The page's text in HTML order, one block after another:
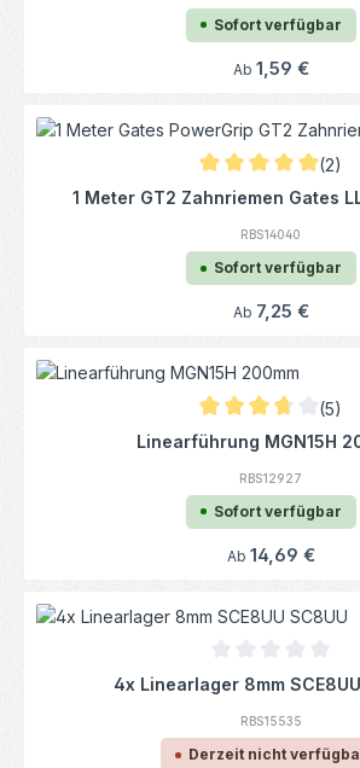
Sofort verfügbar
Regulärer Preis:
Ab 1,59 €
Durchschnittliche
(2)
1 Meter GT2 Zahnriemen Gates
RBS14040
Sofort verfügbar
Regulärer Preis:
Ab 7,25 €
Durchschnittliche
(5)
Linearführung MGN15H
RBS12927
Sofort verfügbar
Regulärer Preis:
Ab 14,69 €
Durchschnittliche
4x Linearlager 8mm
RBS15535
Derzeit nicht